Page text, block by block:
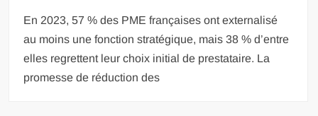
En 2023, 57 % des PME françaises ont externalisé
au moins une fonction stratégique, mais 38 % d’entre
elles regrettent leur choix initial de prestataire. La
promesse de réduction des